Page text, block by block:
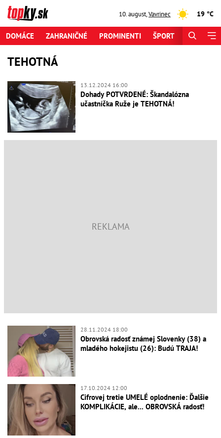
10. august,Vavrinec 19 °C
DOMÁCE ZAHRANIČNÉ PROMINENTI ŠPORT
TEHOTNÁ
13.12.2024 16:00
Dohady POTVRDENÉ: Škandalózna
učastníčka Ruže je TEHOTNÁ!
28.11.2024 18:00
Obrovská radosť známej Slovenky (38) a
mladého hokejistu (26): Budú TRAJA!
17.10.2024 12:00
Cifrovej tretie UMELÉ oplodnenie: Ďalšie
KOMPLIKÁCIE, ale... OBROVSKÁ radosť!